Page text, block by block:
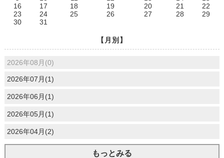
16
17 18 19 20 21
22
23
24 25 26 27 28
29
30
31
【月別】
2026年08月(0)
2026年07月(1)
2026年06月(1)
2026年05月(1)
2026年04月(2)
もっとみる